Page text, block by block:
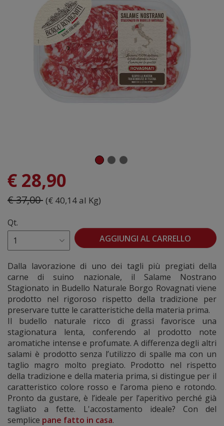
€ 28,90
€ 37,00 (€ 40,14 al Kg)
Qt.
AGGIUNGI AL CARRELLO
Dalla lavorazione di uno dei tagli più pregiati della
carne di suino nazionale, il Salame Nostrano
Stagionato in Budello Naturale Borgo Rovagnati viene
prodotto nel rigoroso rispetto della tradizione per
preservare tutte le caratteristiche della materia prima.
Il budello naturale ricco di grassi favorisce una
stagionatura lenta, conferendo al prodotto note
aromatiche intense e profumate. A differenza degli altri
salami è prodotto senza l’utilizzo di spalle ma con un
taglio magro molto pregiato. Prodotto nel rispetto
della tradizione e della materia prima, si distingue per il
caratteristico colore rosso e l’aroma pieno e rotondo.
Pronto da gustare, è l’ideale per l’aperitivo perché già
tagliato a fette. L'accostamento ideale? Con del
semplice pane fatto in casa.